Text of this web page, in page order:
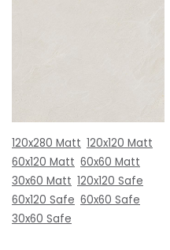
120x280 Matt 120x120 Matt
60x120 Matt 60x60 Matt
30x60 Matt 120x120 Safe
60x120 Safe 60x60 Safe
30x60 Safe